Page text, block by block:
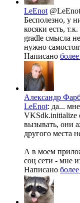
LeEnot @LeEnot
Бесполезно, у
косяки есть,
gradle смысла
нужно
Написано
Александр
LeEnot: да...
VKSdk.initialize
вызывать, они
другого места
А в моем
соц сети - мне
Написано